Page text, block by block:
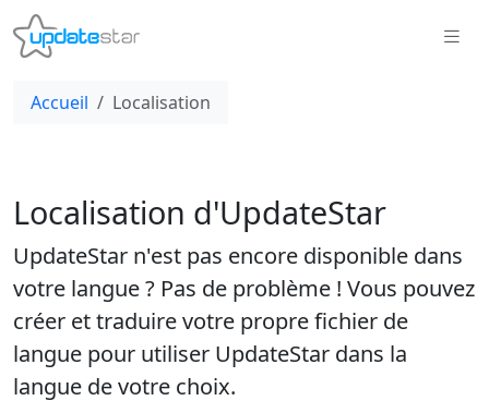
Accueil Localisation
Localisation d'UpdateStar
UpdateStar n'est pas encore disponible dans
votre langue ? Pas de problème ! Vous pouvez
créer et traduire votre propre fichier de
langue pour utiliser UpdateStar dans la
langue de votre choix.